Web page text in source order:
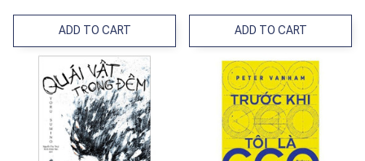
ADD TO CART ADD TO CART